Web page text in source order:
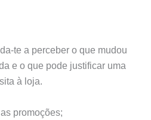
te a perceber o que mudou
e o que pode justificar uma
à loja.
promoções;